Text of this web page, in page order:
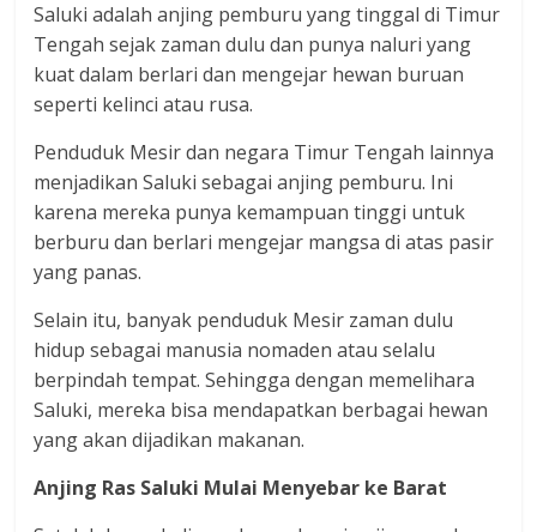
Saluki adalah anjing pemburu yang tinggal di Timur
Tengah sejak zaman dulu dan punya naluri yang
kuat dalam berlari dan mengejar hewan buruan
seperti kelinci atau rusa.
Penduduk Mesir dan negara Timur Tengah lainnya
menjadikan Saluki sebagai anjing pemburu. Ini
karena mereka punya kemampuan tinggi untuk
berburu dan berlari mengejar mangsa di atas pasir
yang panas.
Selain itu, banyak penduduk Mesir zaman dulu
hidup sebagai manusia nomaden atau selalu
berpindah tempat. Sehingga dengan memelihara
Saluki, mereka bisa mendapatkan berbagai hewan
yang akan dijadikan makanan.
Anjing Ras Saluki Mulai Menyebar ke Barat